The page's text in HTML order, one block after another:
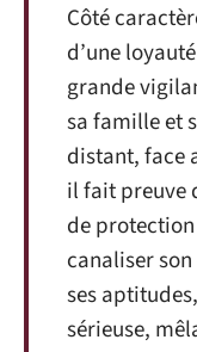
Côté
d’une
grande
sa famille et
distant, face
il fait preuve
de
canaliser
ses
sérieuse,